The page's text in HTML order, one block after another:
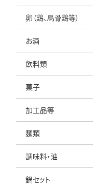
卵（鶏、烏骨鶏等）
お酒
飲料類
菓子
加工品等
麺類
調味料・油
鍋セット